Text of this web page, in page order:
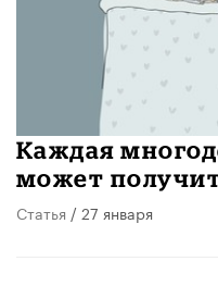
Каждая
может
Статья / 27 января